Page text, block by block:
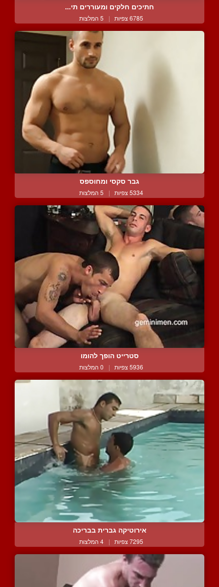
חתיכים חלקים ומעוררים תי...
6785 צפיות | 5 המלצות
גבר סקסי ומחוספס
5334 צפיות | 5 המלצות
סטרייט הופך להומו
5936 צפיות | 0 המלצות
אירוטיקה גברית בבריכה
7295 צפיות | 4 המלצות